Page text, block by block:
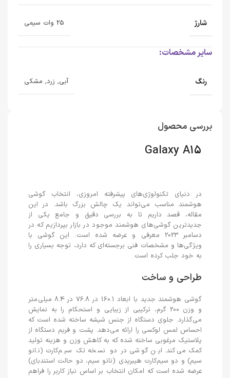
شارژ 25 وات سیمی
سایر مشخصات:
رنگ آبی, زرد, مشکی
بررسی محصول
در دنیای تکنولوژی‌های پیشرفته امروزی، انتخاب گوشی
هوشمند مناسب می‌تواند یک چالش بزرگ باشد. در این
مقاله، قصد داریم تا به بررسی دقیق و جامع یکی از
جدیدترین گوشی‌های هوشمند موجود در بازار بپردازیم که در
دسامبر 2023 معرفی و عرضه شده است. این گوشی با
ویژگی‌ها و مشخصات فنی برجسته‌ای که دارد، توجه بسیاری را
به خود جلب کرده است.
طراحی و ساخت
گوشی هوشمند جدید با ابعاد 160.1 در 76.8 در 8.4 میلی‌متر
و وزن 200 گرم، ترکیبی از زیبایی و استحکام را به نمایش
می‌گذارد. جلوی دستگاه از جنس شیشه ساخته شده است که
احساس لمس لوکسی را ارائه می‌دهد. پشت و فریم دستگاه از
پلاستیک مرغوبی ساخته شده که به کاهش وزن و هزینه تولید
کمک می‌کند. این گوشی در دو نسخه تک سیم‌کارت (نانو
سیم) و دو سیم‌کارت هیبریدی (نانو سیم، دو حالت استندبای)
عرضه شده است که امکان انتخاب بر اساس نیاز کاربر را فراهم